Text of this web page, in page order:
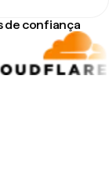
de confiança